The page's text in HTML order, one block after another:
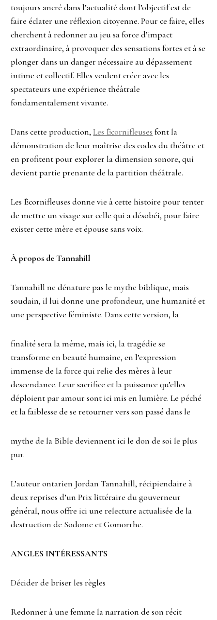
toujours ancré dans l’actualité dont l’objectif est de
faire éclater une réflexion citoyenne. Pour ce faire, elles
cherchent à redonner au jeu sa force d’impact
extraordinaire, à provoquer des sensations fortes et à se
plonger dans un danger nécessaire au dépassement
intime et collectif. Elles veulent créer avec les
spectateurs une expérience théâtrale
fondamentalement vivante.
Dans cette production,Les Écornifleuses font la
démonstration de leur maîtrise des codes du théâtre et
en profitent pour explorer la dimension sonore, qui
devient partie prenante de la partition théâtrale.
Les Écornifleuses donne vie à cette histoire pour tenter
de mettre un visage sur celle qui a désobéi, pour faire
exister cette mère et épouse sans voix.
À propos de Tannahill
Tannahill ne dénature pas le mythe biblique, mais
soudain, il lui donne une profondeur, une humanité et
une perspective féministe. Dans cette version, la
finalité sera la même, mais ici, la tragédie se
transforme en beauté humaine, en l’expression
immense de la force qui relie des mères à leur
descendance. Leur sacrifice et la puissance qu’elles
déploient par amour sont ici mis en lumière. Le péché
et la faiblesse de se retourner vers son passé dans le
mythe de la Bible deviennent ici le don de soi le plus
pur.
L’auteur ontarien Jordan Tannahill, récipiendaire à
deux reprises d’un Prix littéraire du gouverneur
général, nous offre ici une relecture actualisée de la
destruction de Sodome et Gomorrhe.
ANGLES INTÉRESSANTS
Décider de briser les règles
Redonner à une femme la narration de son récit